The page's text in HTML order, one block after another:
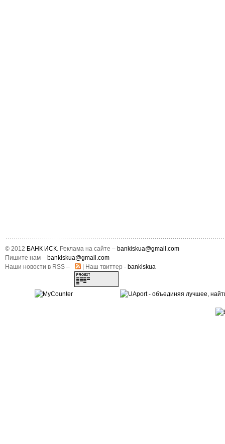
© 2012 БАНК ИСК. Реклама на сайте – bankiskua@gmail.com
Пишите нам – bankiskua@gmail.com
Наши новости в RSS –
| Наш твиттер - bankiskua